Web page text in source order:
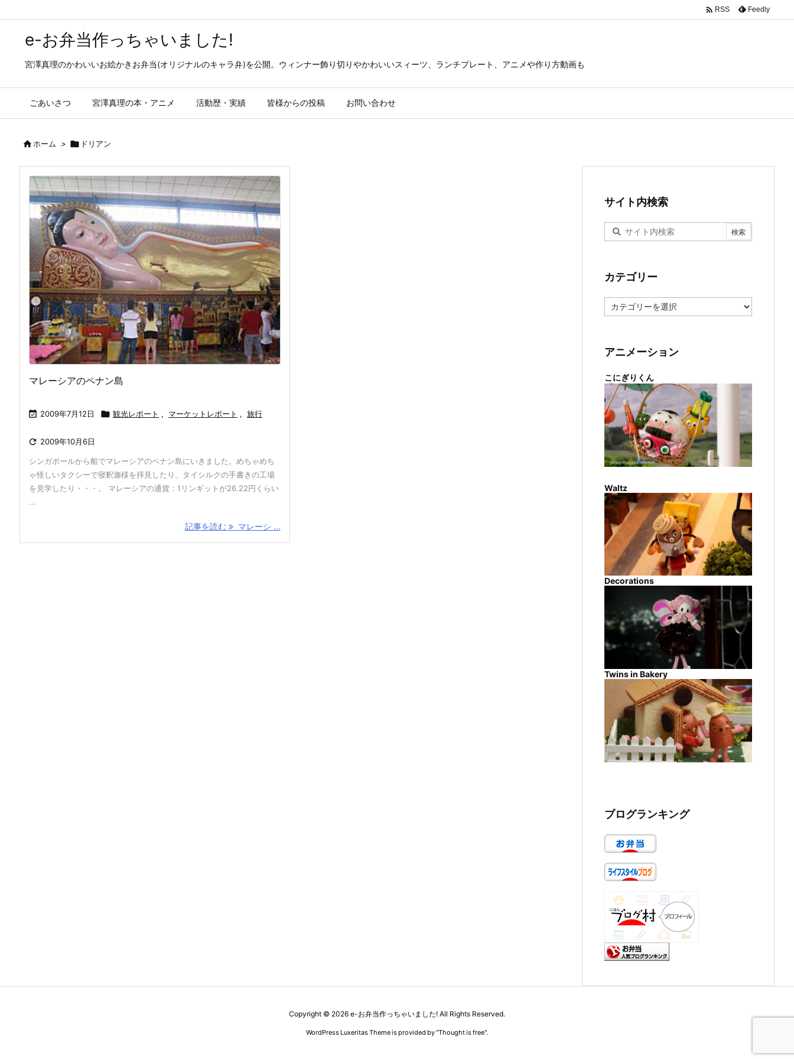
e-お弁当作っちゃいました!
宮澤真理のかわいいお絵かきお弁当(オリジナルのキャラ弁)を公開。ウィンナー飾り切りやかわいいスィーツ、ランチプレート、アニメや作り方動画も
ごあいさつ 宮澤真理の本・アニメ 活動歴・実績 皆様からの投稿 お問い合わせ
 RSS Feedly
ホーム >  ドリアン
マレーシアのペナン島
 2009年7月12日  観光レポート , マーケットレポート , 旅行
 2009年10月6日
シンガポールから船でマレーシアのペナン島にいきました。めちゃめち
ゃ怪しいタクシーで寝釈迦様を拝見したり、タイシルクの手書きの工場
を見学したり・・・。 マレーシアの通貨：1リンギットが26.22円くらい
...
記事を読む マレーシ ...
サイト内検索
カテゴリー
テ
ー
アニメーション
こにぎりくん
Waltz
Decorations
Twins in Bakery
ブログランキング
Copyright © 2026 e-お弁当作っちゃいました! All Rights Reserved.
WordPress Luxeritas Theme is provided by "Thought is free".